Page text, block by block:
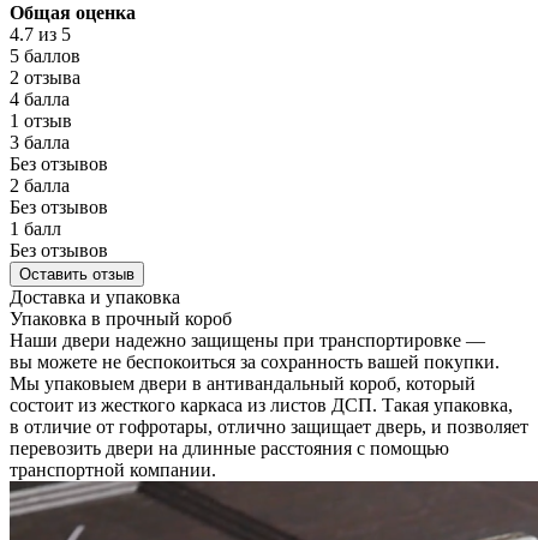
Общая оценка
4.7 из 5
5 баллов
2 отзыва
4 балла
1 отзыв
3 балла
Без отзывов
2 балла
Без отзывов
1 балл
Без отзывов
Оставить отзыв
Доставка и упаковка
Упаковка в прочный короб
Наши двери надежно защищены при транспортировке —
вы можете не беспокоиться за сохранность вашей покупки.
Мы упаковыем двери в антивандальный короб, который
состоит из жесткого каркаса из листов ДСП. Такая упаковка,
в отличие от гофротары, отлично защищает дверь, и позволяет
перевозить двери на длинные расстояния с помощью
транспортной компании.